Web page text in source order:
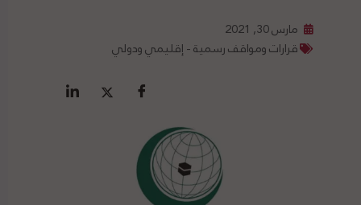
مارس 30, 2021
قرارات ومواقف رسمية - إقليمي ودولي